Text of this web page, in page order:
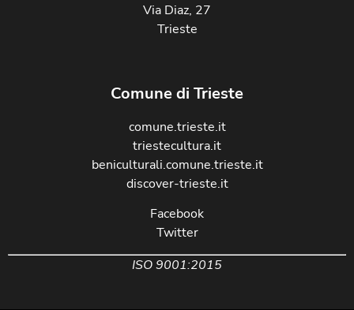
Via Diaz, 27
Trieste
Comune di Trieste
comune.trieste.it
triestecultura.it
beniculturali.comune.trieste.it
discover-trieste.it
Facebook
Twitter
ISO 9001:2015